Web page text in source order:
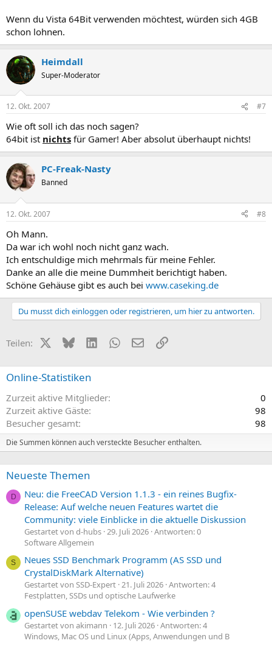
Wenn du Vista 64Bit verwenden möchtest, würden sich 4GB
schon lohnen.
Heimdall
Super-Moderator
12. Okt. 2007 #7
Wie oft soll ich das noch sagen?
64bit ist nichts für Gamer! Aber absolut überhaupt nichts!
PC-Freak-Nasty
Banned
12. Okt. 2007 #8
Oh Mann.
Da war ich wohl noch nicht ganz wach.
Ich entschuldige mich mehrmals für meine Fehler.
Danke an alle die meine Dummheit berichtigt haben.
Schöne Gehäuse gibt es auch bei www.caseking.de
Du musst dich einloggen oder registrieren, um hier zu antworten.
Teilen: X (Twitter)
BlueskyLinkedInWhatsApp
E-MailLink
Online-Statistiken
Zurzeit aktive Mitglieder
0
Zurzeit aktive Gäste
98
Besucher gesamt
98
Die Summen können auch versteckte Besucher enthalten.
Neueste Themen
D
Neu: die FreeCAD Version 1.1.3 - ein reines Bugfix-
Release: Auf welche neuen Features wartet die
Community: viele Einblicke in die aktuelle Diskussion
Gestartet von d-hubs 29. Juli 2026 Antworten: 0
Software Allgemein
S
Neues SSD Benchmark Programm (AS SSD und
CrystalDiskMark Alternative)
Gestartet von SSD-Expert 21. Juli 2026 Antworten: 4
Festplatten, SSDs und optische Laufwerke
openSUSE webdav Telekom - Wie verbinden ?
Gestartet von akimann 12. Juli 2026 Antworten: 4
Windows, Mac OS und Linux (Apps, Anwendungen und B